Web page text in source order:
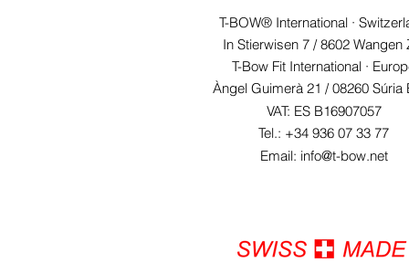
T-BOW® International ·
In Stierwisen 7 / 8602 Wangen
T-Bow Fit International ·
Àngel Guimerà 21 /08260 Súria
VAT: ES B16907057
Tel.: +34 936 07 33 77
Email: info@t-bow.net